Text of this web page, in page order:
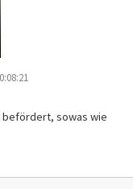
befördert, sowas wie